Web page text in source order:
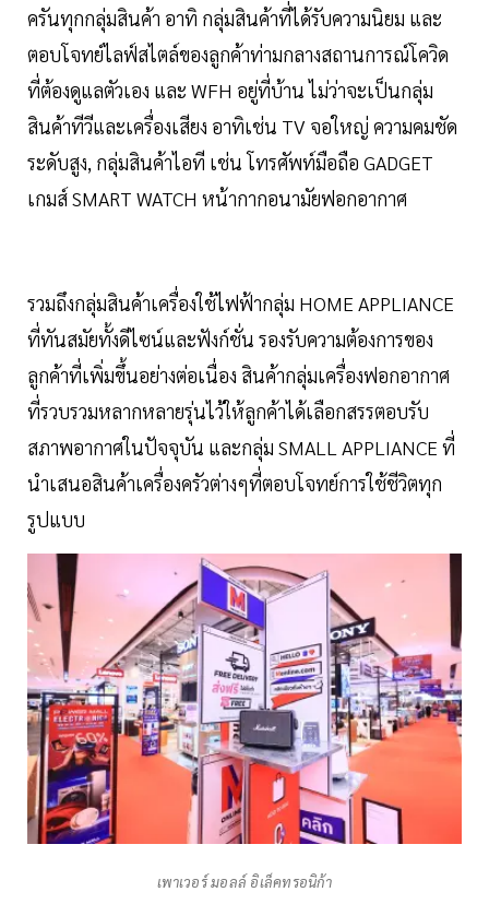
ครันทุกกลุ่มสินค้า อาทิ กลุ่มสินค้าที่ได้รับความนิยม และ
ตอบโจทย์ไลฟ์สไตล์ของลูกค้าท่ามกลางสถานการณ์โควิด
ที่ต้องดูแลตัวเอง และ WFH อยู่ที่บ้าน ไม่ว่าจะเป็นกลุ่ม
สินค้าทีวีและเครื่องเสียง อาทิเช่น TV จอใหญ่ ความคมชัด
ระดับสูง, กลุ่มสินค้าไอที เช่น โทรศัพท์มือถือ GADGET
เกมส์ SMART WATCH หน้ากากอนามัยฟอกอากาศ
รวมถึงกลุ่มสินค้าเครื่องใช้ไฟฟ้ากลุ่ม HOME APPLIANCE
ที่ทันสมัยทั้งดีไซน์และฟังก์ชั่น รองรับความต้องการของ
ลูกค้าที่เพิ่มขึ้นอย่างต่อเนื่อง สินค้ากลุ่มเครื่องฟอกอากาศ
ที่รวบรวมหลากหลายรุ่นไว้ให้ลูกค้าได้เลือกสรรตอบรับ
สภาพอากาศในปัจจุบัน และกลุ่ม SMALL APPLIANCE ที่
นำเสนอสินค้าเครื่องครัวต่างๆที่ตอบโจทย์การใช้ชีวิตทุก
รูปแบบ
เพาเวอร์ มอลล์ อิเล็คทรอนิก้า